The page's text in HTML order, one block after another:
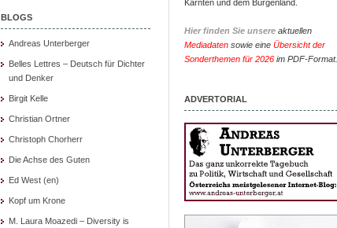
BLOGS
Andreas Unterberger
Belles Lettres – Deutsch für Dichter
und Denker
Birgit Kelle
Christian Ortner
Christoph Chorherr
Die Achse des Guten
Ed West (en)
Kopf um Krone
M. Laura Moazedi – Diversity is
Kärnten und dem Burgenland.
Hier finden Sie unsere aktuellen
Mediadaten sowie eine Übersicht der
Sonderthemen für 2026 im PDF-Format.
ADVERTORIAL